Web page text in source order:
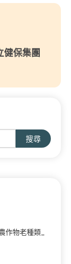
健保集團
搜尋
作物老種類_